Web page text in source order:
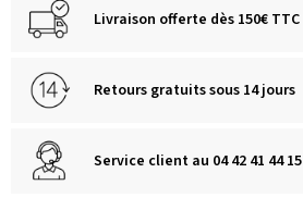
Livraison offerte dès 150€ TTC
Retours gratuits sous 14 jours
Service client au 04 42 41 44 15